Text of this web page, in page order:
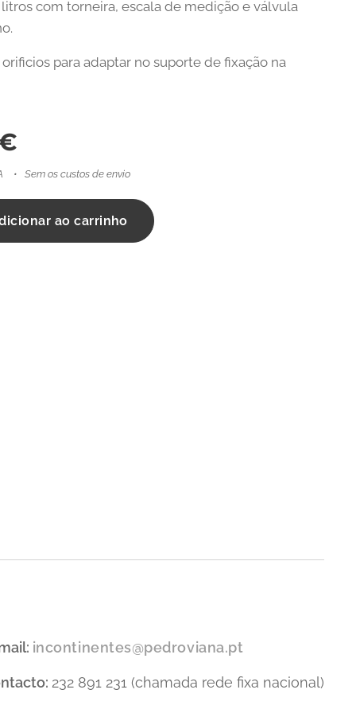
litros com torneira, escala de medição e válvula
para adaptar no suporte de fixação na
Sem os custos de envio
ao carrinho
incontinentes@pedroviana.pt
232 891 231 (chamada rede fixa nacional)